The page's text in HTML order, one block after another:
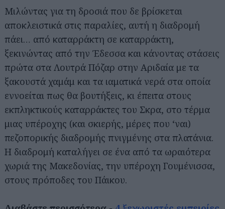
Μιλώντας για τη δροσιά που δε βρίσκεται
αποκλειστικά στις παραλίες, αυτή η διαδρομή
πάει… από καταρράκτη σε καταρράκτη,
ξεκινώντας από την Έδεσσα και κάνοντας στάσεις
πρώτα στα Λουτρά Πόζαρ στην Αριδαία με τα
ξακουστά χαμάμ και τα ιαματικά νερά στα οποία
εννοείται πως θα βουτήξεις, κι έπειτα στους
εκπληκτικούς καταρράκτες του Σκρα, στο τέρμα
μιας υπέροχης (και σκιερής, μέρες που ‘ναι)
πεζοπορικής διαδρομής πνιγμένης στα πλατάνια.
Η διαδρομή καταλήγει σε ένα από τα ωραιότερα
χωριά της Μακεδονίας, την υπέροχη Γουμένισσα,
στους πρόποδες του Πάικου.
Αναζήτηση
για...